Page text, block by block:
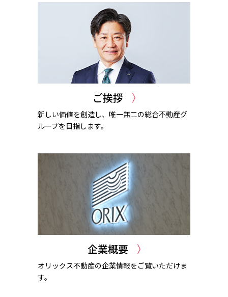
ご挨拶
新しい価値を創造し、唯一無二の総合不動産グ
ループを目指します。
企業概要
オリックス不動産の企業情報をご覧いただけま
す。